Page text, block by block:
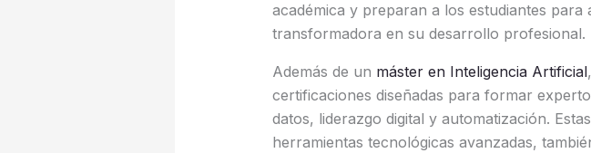
académica y preparan a los estudiantes
transformadora en su desarrollo profesional.
Además de un máster en Inteligencia Artificial
certificaciones diseñadas para formar
datos, liderazgo digital y automatización.
herramientas tecnológicas avanzadas,